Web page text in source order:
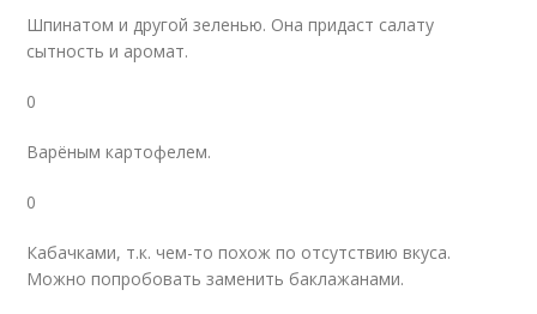
Шпинатом и другой зеленью. Она придаст салату
сытность и аромат.
0
Варёным картофелем.
0
Кабачками, т.к. чем-то похож по отсутствию вкуса.
Можно попробовать заменить баклажанами.